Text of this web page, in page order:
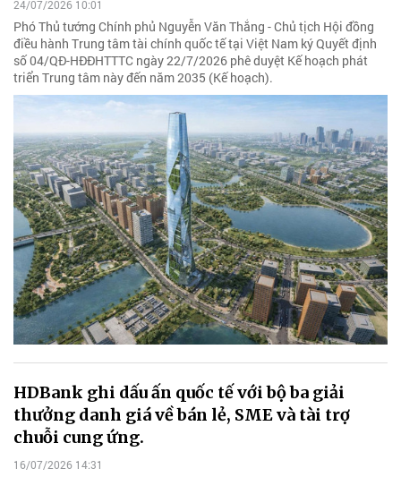
24/07/2026 10:01
Phó Thủ tướng Chính phủ Nguyễn Văn Thắng - Chủ tịch Hội đồng
điều hành Trung tâm tài chính quốc tế tại Việt Nam ký Quyết định
số 04/QĐ-HĐĐHTTTC ngày 22/7/2026 phê duyệt Kế hoạch phát
triển Trung tâm này đến năm 2035 (Kế hoạch).
HDBank ghi dấu ấn quốc tế với bộ ba giải
thưởng danh giá về bán lẻ, SME và tài trợ
chuỗi cung ứng.
16/07/2026 14:31